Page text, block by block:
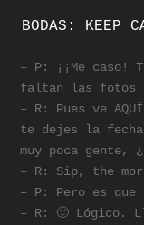
BODAS: KEEP
– P: ¡¡Me caso!
faltan las fotos
– R: Pues ve
te dejes la
muy poca gente,
– R: Sip, the
– P: Pero es que
– R: 🙂 Lógico.